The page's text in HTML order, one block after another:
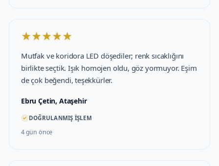
★★★★★
Mutfak ve koridora LED döşediler; renk sıcaklığını
birlikte seçtik. Işık homojen oldu, göz yormuyor. Eşim
de çok beğendi, teşekkürler.
Ebru Çetin, Ataşehir
✓ DOĞRULANMIŞ İŞLEM
4 gün önce